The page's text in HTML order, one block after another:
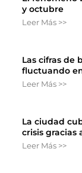
y octubre
Leer Más >>
Las cifras de
fluctuando
Leer Más >>
La ciudad
crisis gracias
Leer Más >>